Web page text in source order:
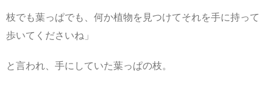
枝でも葉っぱでも、何か植物を見つけてそれを手に持って
歩いてくださいね」
と言われ、手にしていた葉っぱの枝。